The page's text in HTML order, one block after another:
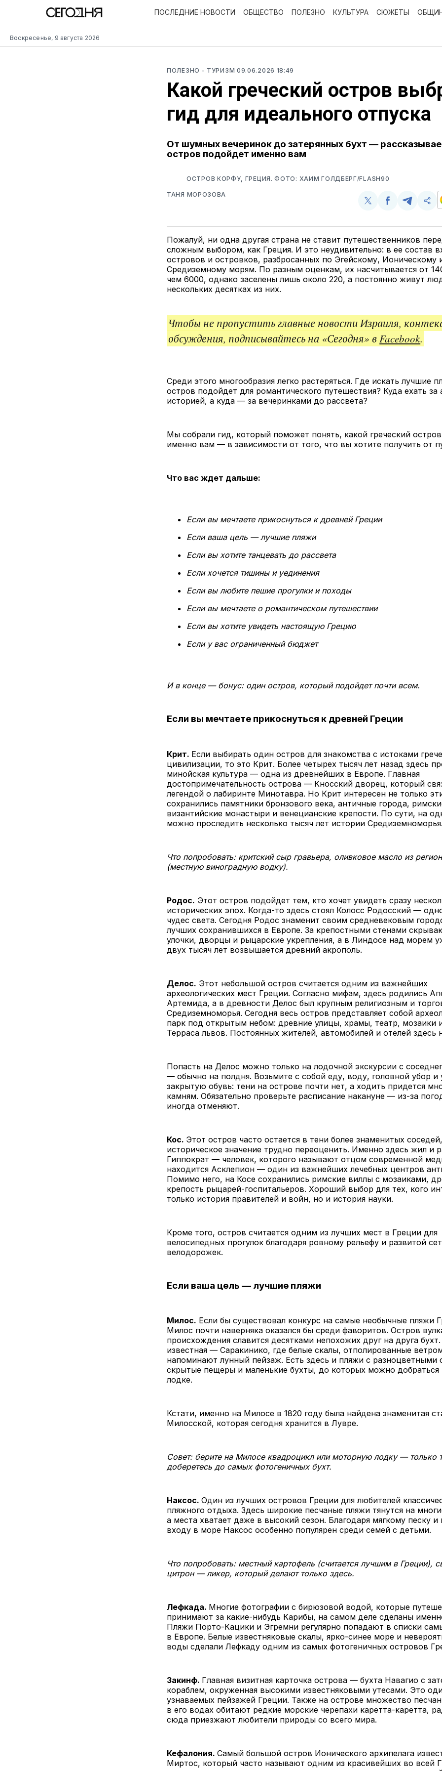
Воскресенье, 9 августа 2026
ПОСЛЕДНИЕ НОВОСТИ ОБЩЕСТВО ПОЛЕЗНО КУЛЬТУРА СЮЖЕТЫ
ПОЛЕЗНО - ТУРИЗМ 09.06.2026 18:49
Какой греческий остров
гид для идеального отпуска
От шумных вечеринок до затерянных бухт —
остров подойдет именно вам
ОСТРОВ КОРФУ, ГРЕЦИЯ. ФОТО: ХАИМ ГОЛДБЕРГ/FLASH90
ТАНЯ МОРОЗОВА
Поделиться
Twitter
Поделиться
FacebookTelegram
Пожалуй, ни одна другая страна не ставит путешественников
сложным выбором, как Греция. И это неудивительно: в ее состав
островов и островков, разбросанных по Эгейскому, Ионическому
Средиземному морям. По разным оценкам, их насчитывается от
чем 6000, однако заселены лишь около 220, а постоянно живут
нескольких десятках из них.
Чтобы не пропустить главные новости Израиля,
обсуждения, подписывайтесь на «Сегодня» вFacebook.
Среди этого многообразия легко растеряться. Где искать лучшие
остров подойдет для романтического путешествия? Куда ехать за
историей, а куда — за вечеринками до рассвета?
Мы собрали гид, который поможет понять, какой греческий
именно вам — в зависимости от того, что вы хотите получить от
Что вас ждет дальше:
Если вы мечтаете прикоснуться к древней Греции
Если ваша цель — лучшие пляжи
Если вы хотите танцевать до рассвета
Если хочется тишины и уединения
Если вы любите пешие прогулки и походы
Если вы мечтаете о романтическом путешествии
Если вы хотите увидеть настоящую Грецию
Если у вас ограниченный бюджет
И в конце — бонус: один остров, который подойдет почти всем.
Если вы мечтаете прикоснуться к древней Греции
Крит. Если выбирать один остров для знакомства с истоками
цивилизации, то это Крит. Более четырех тысяч лет назад здесь
минойская культура — одна из древнейших в Европе. Главная
достопримечательность острова — Кносский дворец, который
легендой о лабиринте Минотавра. Но Крит интересен не только
сохранились памятники бронзового века, античные города,
византийские монастыри и венецианские крепости. По сути, на
можно проследить несколько тысяч лет истории Средиземноморья.
Что попробовать: критский сыр гравьера, оливковое масло из
(местную виноградную водку).
Родос. Этот остров подойдет тем, кто хочет увидеть сразу
исторических эпох. Когда-то здесь стоял Колосс Родосский —
чудес света. Сегодня Родос знаменит своим средневековым
лучших сохранившихся в Европе. За крепостными стенами
улочки, дворцы и рыцарские укрепления, а в Линдосе над морем
двух тысяч лет возвышается древний акрополь.
Делос. Этот небольшой остров считается одним из важнейших
археологических мест Греции. Согласно мифам, здесь родились
Артемида, а в древности Делос был крупным религиозным и
Средиземноморья. Сегодня весь остров представляет собой
парк под открытым небом: древние улицы, храмы, театр, мозаики
Терраса львов. Постоянных жителей, автомобилей и отелей здесь
Попасть на Делос можно только на лодочной экскурсии с
— обычно на полдня. Возьмите с собой еду, воду, головной убор и
закрытую обувь: тени на острове почти нет, а ходить придется
камням. Обязательно проверьте расписание накануне — из-за
иногда отменяют.
Кос. Этот остров часто остается в тени более знаменитых
историческое значение трудно переоценить. Именно здесь жил и
Гиппократ — человек, которого называют отцом современной
находится Асклепион — один из важнейших лечебных центров
Помимо него, на Косе сохранились римские виллы с мозаиками,
крепость рыцарей-госпитальеров. Хороший выбор для тех, кого
только история правителей и войн, но и история науки.
Кроме того, остров считается одним из лучших мест в Греции для
велосипедных прогулок благодаря ровному рельефу и развитой
велодорожек.
Если ваша цель — лучшие пляжи
Милос. Если бы существовал конкурс на самые необычные пляжи
Милос почти наверняка оказался бы среди фаворитов. Остров
происхождения славится десятками непохожих друг на друга
известная — Саракинико, где белые скалы, отполированные
напоминают лунный пейзаж. Есть здесь и пляжи с разноцветными
скрытые пещеры и маленькие бухты, до которых можно добраться
лодке.
Кстати, именно на Милосе в 1820 году была найдена знаменитая
Милосской, которая сегодня хранится в Лувре.
Совет: берите на Милосе квадроцикл или моторную лодку — только
доберетесь до самых фотогеничных бухт.
Наксос. Один из лучших островов Греции для любителей
пляжного отдыха. Здесь широкие песчаные пляжи тянутся на
а места хватает даже в высокий сезон. Благодаря мягкому песку и
входу в море Наксос особенно популярен среди семей с детьми.
Что попробовать: местный картофель (считается лучшим в Греции),
цитрон — ликер, который делают только здесь.
Лефкада. Многие фотографии с бирюзовой водой, которые
принимают за какие-нибудь Карибы, на самом деле сделаны
Пляжи Порто-Кацики и Эгремни регулярно попадают в списки
в Европе. Белые известняковые скалы, ярко-синее море и
воды сделали Лефкаду одним из самых фотогеничных островов
Закинф. Главная визитная карточка острова — бухта Навагио с
кораблем, окруженная высокими известняковыми утесами. Это
узнаваемых пейзажей Греции. Также на острове множество
в его водах обитают редкие морские черепахи каретта-каретта,
сюда приезжают любители природы со всего мира.
Кефалония. Самый большой остров Ионического архипелага
Миртос, который часто называют одним из красивейших во всей